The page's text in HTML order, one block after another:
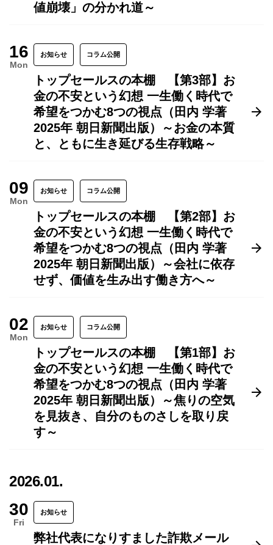
値崩壊」の分かれ道～
16
Mon
お知らせ コラム公開
トップセールスの本棚 【第3部】お
金の不安という幻想 一生働く時代で
希望をつかむ8つの視点（田内 学著
2025年 朝日新聞出版）～お金の本質
と、ともに生き延びる生存戦略～
09
Mon
お知らせ コラム公開
トップセールスの本棚 【第2部】お
金の不安という幻想 一生働く時代で
希望をつかむ8つの視点（田内 学著
2025年 朝日新聞出版）～会社に依存
せず、価値を生み出す働き方へ～
02
Mon
お知らせ コラム公開
トップセールスの本棚 【第1部】お
金の不安という幻想 一生働く時代で
希望をつかむ8つの視点（田内 学著
2025年 朝日新聞出版）～焦りの空気
を見抜き、自分のものさしを取り戻
す～
2026.01.
30
Fri
お知らせ
弊社代表になりすました詐欺メール